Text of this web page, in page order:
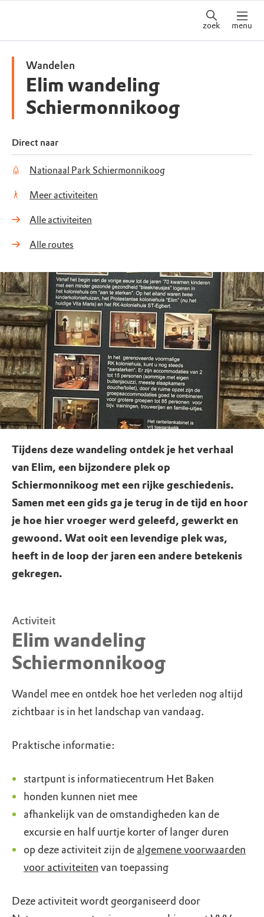
zoek menu
Wandelen
Elim wandeling
Schiermonnikoog
Direct naar
Nationaal Park Schiermonnikoog
Meer activiteiten
Alle activiteiten
Alle routes
Tijdens deze wandeling ontdek je het verhaal
van Elim, een bijzondere plek op
Schiermonnikoog met een rijke geschiedenis.
Samen met een gids ga je terug in de tijd en hoor
je hoe hier vroeger werd geleefd, gewerkt en
gewoond. Wat ooit een levendige plek was,
heeft in de loop der jaren een andere betekenis
gekregen.
Activiteit
Elim wandeling
Schiermonnikoog
Wandel mee en ontdek hoe het verleden nog altijd
zichtbaar is in het landschap van vandaag.
Praktische informatie:
startpunt is informatiecentrum Het Baken
honden kunnen niet mee
afhankelijk van de omstandigheden kan de
excursie en half uurtje korter of langer duren
op deze activiteit zijn de algemene voorwaarden
voor activiteiten van toepassing
Deze activiteit wordt georganiseerd door